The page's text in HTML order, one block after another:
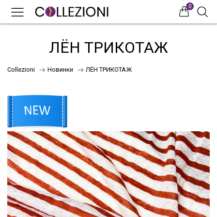
0
НОВИНКИ
ЛЁН ТРИКОТАЖ
Collezioni Новинки ЛЁН ТРИКОТАЖ